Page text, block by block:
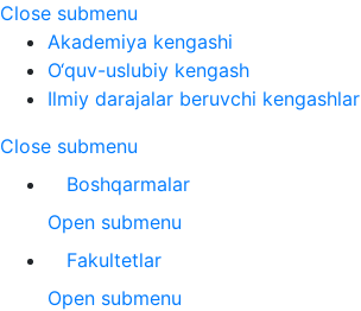
Close submenu
Akademiya kengashi
O‘quv-uslubiy kengash
Ilmiy darajalar beruvchi kengashlar
Close submenu
Boshqarmalar
Open submenu
Fakultetlar
Open submenu